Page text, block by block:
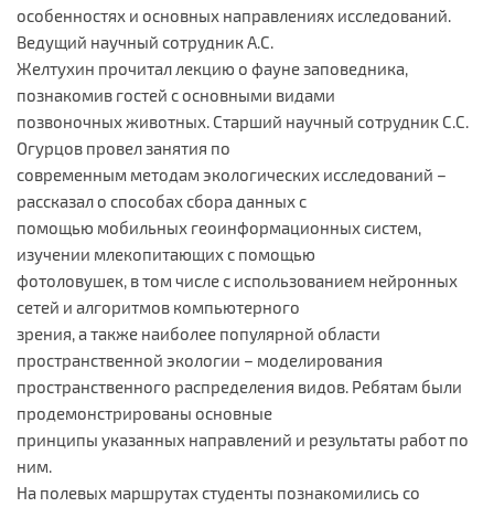
особенностях и основных направлениях исследований.
Ведущий научный сотрудник А.С.
Желтухин прочитал лекцию о фауне заповедника,
познакомив гостей с основными видами
позвоночных животных. Старший научный сотрудник С.С.
Огурцов провел занятия по
современным методам экологических исследований –
рассказал о способах сбора данных с
помощью мобильных геоинформационных систем,
изучении млекопитающих с помощью
фотоловушек, в том числе с использованием нейронных
сетей и алгоритмов компьютерного
зрения, а также наиболее популярной области
пространственной экологии – моделирования
пространственного распределения видов. Ребятам были
продемонстрированы основные
принципы указанных направлений и результаты работ по
ним.
На полевых маршрутах студенты познакомились со